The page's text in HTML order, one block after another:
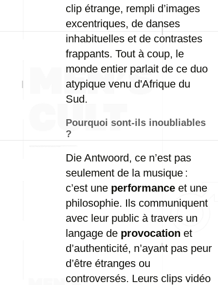
clip étrange, rempli d’images
excentriques, de danses
inhabituelles et de contrastes
frappants. Tout à coup, le
monde entier parlait de ce duo
atypique venu d'Afrique du
Sud.
Pourquoi sont-ils inoubliables
?
Die Antwoord, ce n’est pas
seulement de la musique :
c’est une performance et une
philosophie. Ils communiquent
avec leur public à travers un
langage de provocation et
d’authenticité, n’ayant pas peur
d’être étranges ou
controversés. Leurs clips vidéo